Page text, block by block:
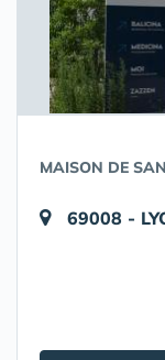
MAISON DE
69008 -